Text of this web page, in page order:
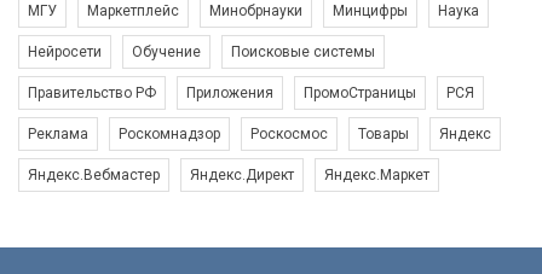
МГУ Маркетплейс Минобрнауки Минцифры Наука
Нейросети Обучение Поисковые системы
Правительство РФ Приложения ПромоСтраницы РСЯ
Реклама Роскомнадзор Роскосмос Товары Яндекс
Яндекс.Вебмастер Яндекс.Директ Яндекс.Маркет